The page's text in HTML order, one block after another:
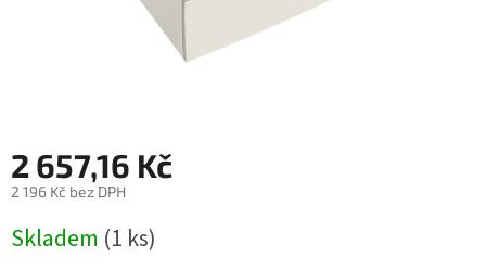
2 657,16 Kč
2 196 Kč bez DPH
cena:
Skladem (1 ks)